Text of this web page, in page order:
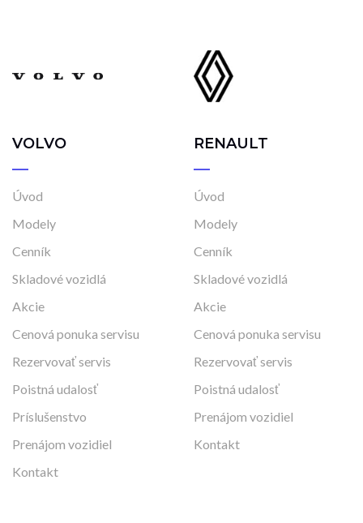
VOLVO
Úvod
Modely
Cenník
Skladové vozidlá
Akcie
Cenová ponuka servisu
Rezervovať servis
Poistná udalosť
Príslušenstvo
Prenájom vozidiel
Kontakt
RENAULT
Úvod
Modely
Cenník
Skladové vozidlá
Akcie
Cenová ponuka servisu
Rezervovať servis
Poistná udalosť
Prenájom vozidiel
Kontakt